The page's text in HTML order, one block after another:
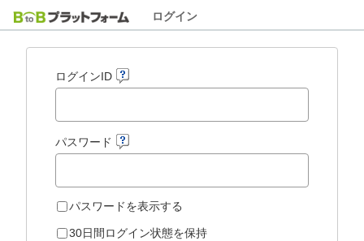
ログイン
ログインID
パスワード
パスワードを表示する
30日間ログイン状態を保持